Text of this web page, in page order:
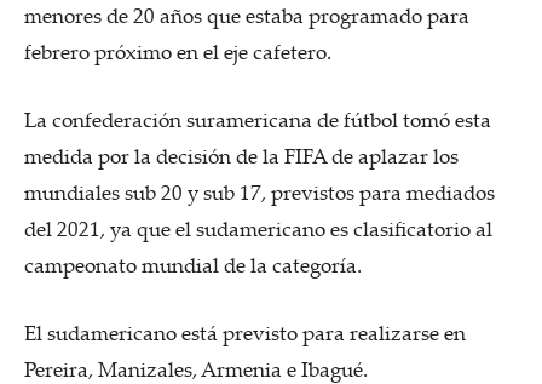
menores de 20 años que estaba programado para
febrero próximo en el eje cafetero.
La confederación suramericana de fútbol tomó esta
medida por la decisión de la FIFA de aplazar los
mundiales sub 20 y sub 17, previstos para mediados
del 2021, ya que el sudamericano es clasificatorio al
campeonato mundial de la categoría.
El sudamericano está previsto para realizarse en
Pereira, Manizales, Armenia e Ibagué.